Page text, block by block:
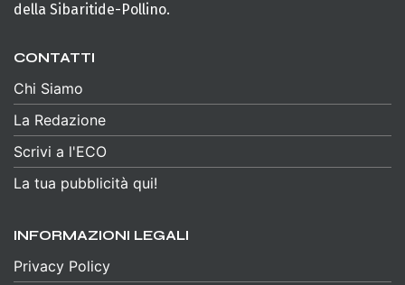
della Sibaritide-Pollino.
CONTATTI
Chi Siamo
La Redazione
Scrivi a l'ECO
La tua pubblicità qui!
INFORMAZIONI LEGALI
Privacy Policy